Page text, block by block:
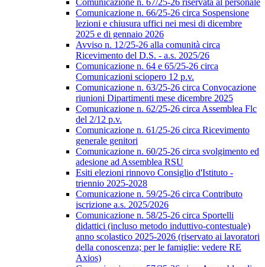
Comunicazione n. 67/25-26 riservata al personale
Comunicazione n. 66/25-26 circa Sospensione
lezioni e chiusura uffici nei mesi di dicembre
2025 e di gennaio 2026
Avviso n. 12/25-26 alla comunità circa
Ricevimento del D.S. - a.s. 2025/26
Comunicazione n. 64 e 65/25-26 circa
Comunicazioni sciopero 12 p.v.
Comunicazione n. 63/25-26 circa Convocazione
riunioni Dipartimenti mese dicembre 2025
Comunicazione n. 62/25-26 circa Assemblea Flc
del 2/12 p.v.
Comunicazione n. 61/25-26 circa Ricevimento
generale genitori
Comunicazione n. 60/25-26 circa svolgimento ed
adesione ad Assemblea RSU
Esiti elezioni rinnovo Consiglio d'Istituto -
triennio 2025-2028
Comunicazione n. 59/25-26 circa Contributo
iscrizione a.s. 2025/2026
Comunicazione n. 58/25-26 circa Sportelli
didattici (incluso metodo induttivo-contestuale)
anno scolastico 2025-2026 (riservato ai lavoratori
della conoscenza; per le famiglie: vedere RE
Axios)